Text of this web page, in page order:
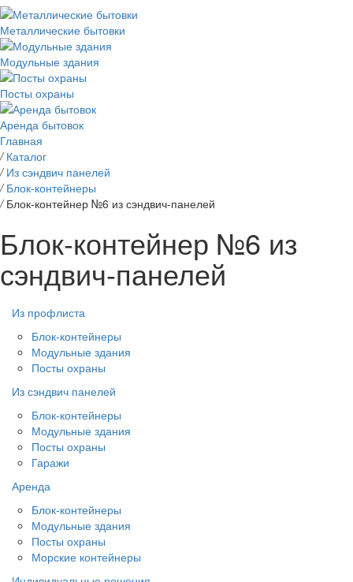
Металлические бытовки
Модульные здания
Посты охраны
Аренда бытовок
Главная
/ Каталог
/ Из сэндвич панелей
/ Блок-контейнеры
/ Блок-контейнер №6 из сэндвич-панелей
Блок-контейнер №6 из
сэндвич-панелей
Из профлиста
Блок-контейнеры
Модульные здания
Посты охраны
Из сэндвич панелей
Блок-контейнеры
Модульные здания
Посты охраны
Гаражи
Аренда
Блок-контейнеры
Модульные здания
Посты охраны
Морские контейнеры